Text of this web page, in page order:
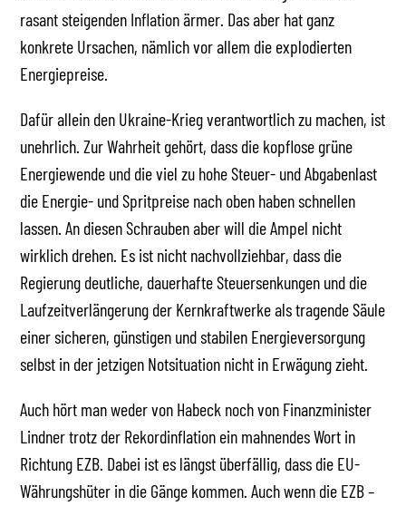
rasant steigenden Inflation ärmer. Das aber hat ganz
konkrete Ursachen, nämlich vor allem die explodierten
Energiepreise.
Dafür allein den Ukraine-Krieg verantwortlich zu machen, ist
unehrlich. Zur Wahrheit gehört, dass die kopflose grüne
Energiewende und die viel zu hohe Steuer- und Abgabenlast
die Energie- und Spritpreise nach oben haben schnellen
lassen. An diesen Schrauben aber will die Ampel nicht
wirklich drehen. Es ist nicht nachvollziehbar, dass die
Regierung deutliche, dauerhafte Steuersenkungen und die
Laufzeitverlängerung der Kernkraftwerke als tragende Säule
einer sicheren, günstigen und stabilen Energieversorgung
selbst in der jetzigen Notsituation nicht in Erwägung zieht.
Auch hört man weder von Habeck noch von Finanzminister
Lindner trotz der Rekordinflation ein mahnendes Wort in
Richtung EZB. Dabei ist es längst überfällig, dass die EU-
Währungshüter in die Gänge kommen. Auch wenn die EZB –